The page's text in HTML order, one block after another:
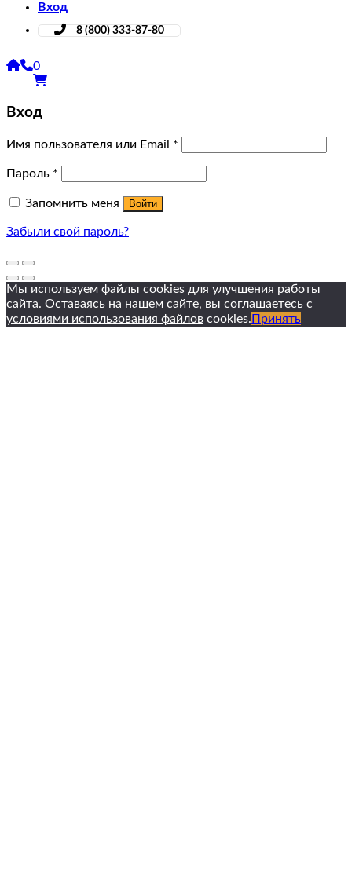
Вход
8 (800) 333-87-80
0
Вход
Имя пользователя или Email *
Пароль *
Запомнить меня Войти
Забыли свой пароль?
Мы используем файлы cookies для улучшения работы
сайта. Оставаясь на нашем сайте, вы соглашаетесь с
условиями использования файлов cookies. Принять